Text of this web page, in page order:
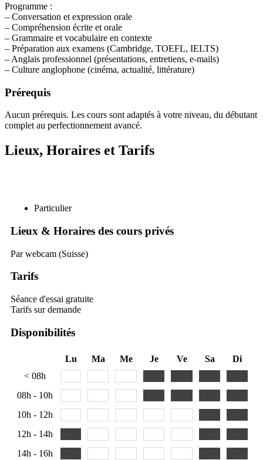
Programme :
– Conversation et expression orale
– Compréhension écrite et orale
– Grammaire et vocabulaire en contexte
– Préparation aux examens (Cambridge, TOEFL, IELTS)
– Anglais professionnel (présentations, entretiens, e-mails)
– Culture anglophone (cinéma, actualité, littérature)
Prérequis
Aucun prérequis. Les cours sont adaptés à votre niveau, du débutant
complet au perfectionnement avancé.
Lieux, Horaires et Tarifs
Particulier
Lieux & Horaires des cours privés
Par webcam (Suisse)
Tarifs
Séance d'essai gratuite
Tarifs sur demande
Disponibilités
Lu Ma Me Je Ve Sa
Di
< 08h
08h - 10h
10h - 12h
12h - 14h
14h - 16h